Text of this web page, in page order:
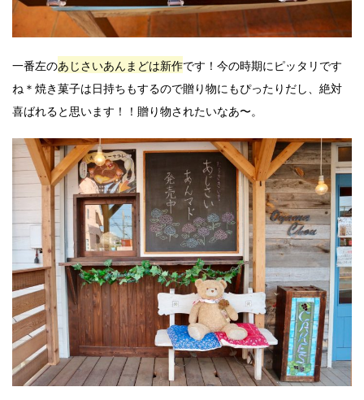
一番左のあじさいあんまどは新作です！今の時期にピッタリです
ね＊焼き菓子は日持ちもするので贈り物にもぴったりだし、絶対
喜ばれると思います！！贈り物されたいなあ〜。